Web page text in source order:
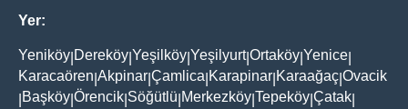
Yer:
Yeniköy Dereköy Yeşilköy Yeşilyurt|Ortaköy Yenice
Karacaören Akpinar Çamlica Karapinar Karaağaç Ovacik
Başköy Örencik Söğütlü Merkezköy Tepeköy Çatak